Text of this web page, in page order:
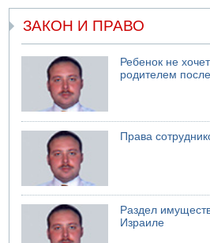
07.08.2026 08:29
Стрельба в школе Таиланда
07.08.2026 06:47
Недалеко от Бейт-Шемеша погиб
07.08.2026 06:24
Саудовская Аравия сообщает о
И еще иранские агенты
06.08.2026 13:13
Арестованы двое подозреваемых в
электрической компании
Возле Кирьят-Арбы пожар на
ЗАКОН И ПРАВО
Ребенок не
родителем
Права
Раздел
Израиле